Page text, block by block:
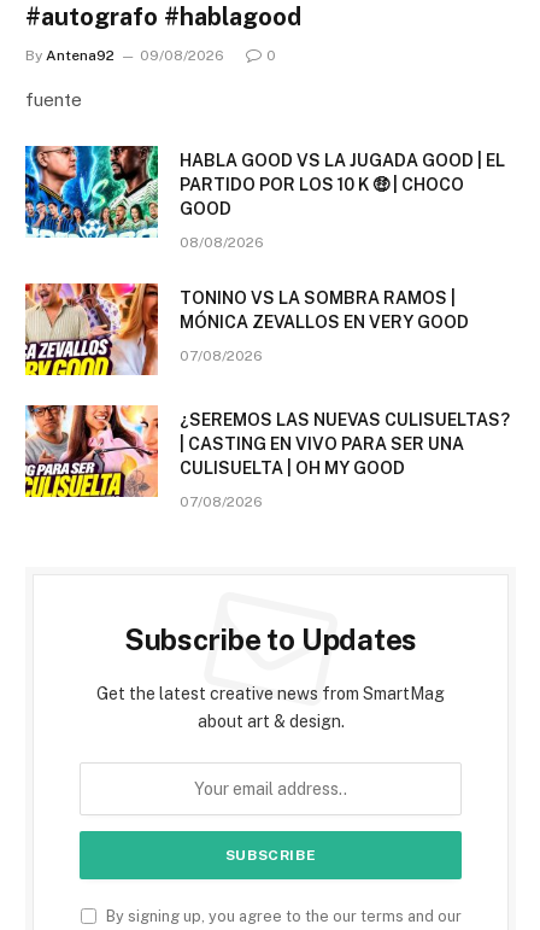
#autografo #hablagood
By Antena92 09/08/2026 0
fuente
HABLA GOOD VS LA JUGADA GOOD | EL
PARTIDO POR LOS 10 K 🤑 | CHOCO
GOOD
08/08/2026
TONINO VS LA SOMBRA RAMOS |
MÓNICA ZEVALLOS EN VERY GOOD
07/08/2026
¿SEREMOS LAS NUEVAS CULISUELTAS?
| CASTING EN VIVO PARA SER UNA
CULISUELTA | OH MY GOOD
07/08/2026
Subscribe to Updates
Get the latest creative news from SmartMag
about art & design.
By signing up, you agree to the our terms and our